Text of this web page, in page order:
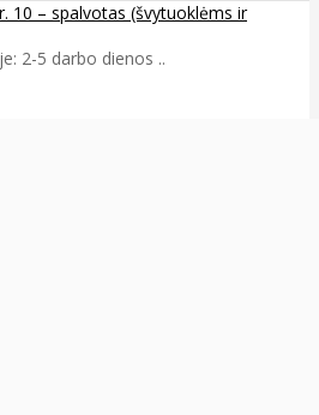
10 – spalvotas (švytuoklėms ir
2-5 darbo dienos ..